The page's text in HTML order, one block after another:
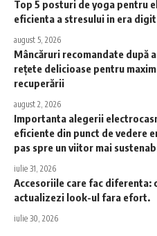
Top 5 posturi de yoga pentru
eficienta a stresului in era
august 5, 2026
Mâncăruri recomandate după
rețete delicioase pentru
recuperării
august 2, 2026
Importanta alegerii
eficiente din punct de vedere
pas spre un viitor mai
iulie 31, 2026
Accesoriile care fac diferenta:
actualizezi look-ul fara efort.
iulie 30, 2026